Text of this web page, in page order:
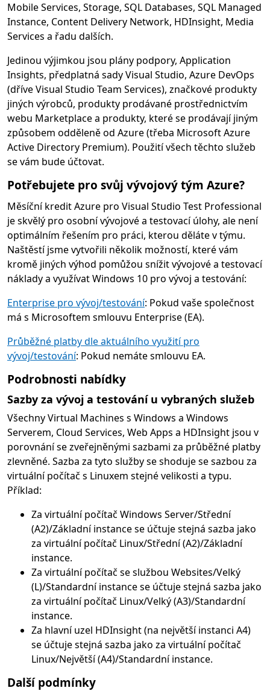
Mobile Services, Storage, SQL Databases, SQL Managed
Instance, Content Delivery Network, HDInsight, Media
Services a řadu dalších.
Jedinou výjimkou jsou plány podpory, Application
Insights, předplatná sady Visual Studio, Azure DevOps
(dříve Visual Studio Team Services), značkové produkty
jiných výrobců, produkty prodávané prostřednictvím
webu Marketplace a produkty, které se prodávají jiným
způsobem odděleně od Azure (třeba Microsoft Azure
Active Directory Premium). Použití všech těchto služeb
se vám bude účtovat.
Potřebujete pro svůj vývojový tým Azure?
Měsíční kredit Azure pro Visual Studio Test Professional
je skvělý pro osobní vývojové a testovací úlohy, ale není
optimálním řešením pro práci, kterou děláte v týmu.
Naštěstí jsme vytvořili několik možností, které vám
kromě jiných výhod pomůžou snížit vývojové a testovací
náklady a využívat Windows 10 pro vývoj a testování:
Enterprise pro vývoj/testování: Pokud vaše společnost
má s Microsoftem smlouvu Enterprise (EA).
Průběžné platby dle aktuálního využití pro
vývoj/testování: Pokud nemáte smlouvu EA.
Podrobnosti nabídky
Sazby za vývoj a testování u vybraných služeb
Všechny Virtual Machines s Windows a Windows
Serverem, Cloud Services, Web Apps a HDInsight jsou v
porovnání se zveřejněnými sazbami za průběžné platby
zlevněné. Sazba za tyto služby se shoduje se sazbou za
virtuální počítač s Linuxem stejné velikosti a typu.
Příklad:
Za virtuální počítač Windows Server/Střední
(A2)/Základní instance se účtuje stejná sazba jako
za virtuální počítač Linux/Střední (A2)/Základní
instance.
Za virtuální počítač se službou Websites/Velký
(L)/Standardní instance se účtuje stejná sazba jako
za virtuální počítač Linux/Velký (A3)/Standardní
instance.
Za hlavní uzel HDInsight (na největší instanci A4)
se účtuje stejná sazba jako za virtuální počítač
Linux/Největší (A4)/Standardní instance.
Další podmínky